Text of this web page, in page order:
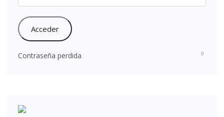
Contraseña perdida